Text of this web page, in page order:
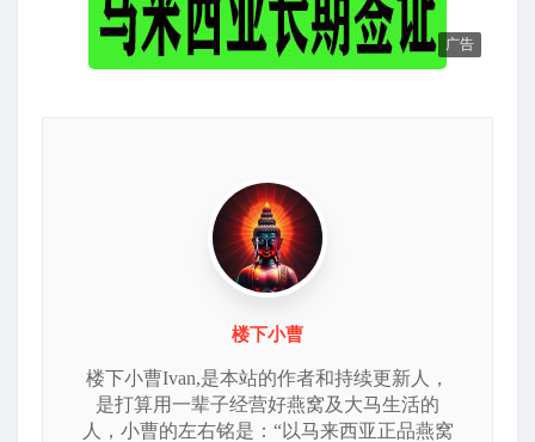
广告
楼下小曹
楼下小曹Ivan,是本站的作者和持续更新人，
是打算用一辈子经营好燕窝及大马生活的
人，小曹的左右铭是：“以马来西亚正品燕窝